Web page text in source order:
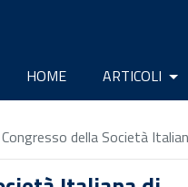
HOME ARTICOLI
della Società